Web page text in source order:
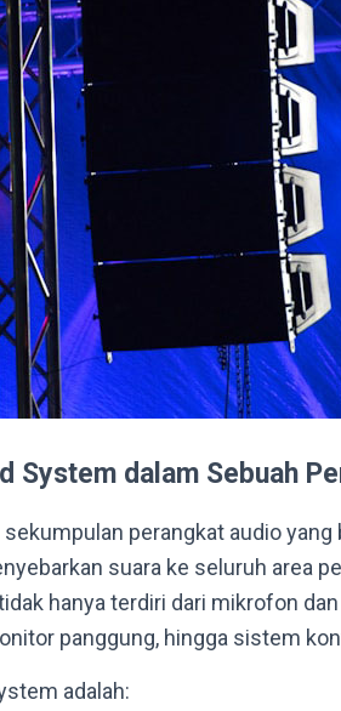
System dalam Sebuah
perangkat audio
suara ke seluruh area
hanya terdiri dari mikrofon
panggung, hingga sistem
adalah: